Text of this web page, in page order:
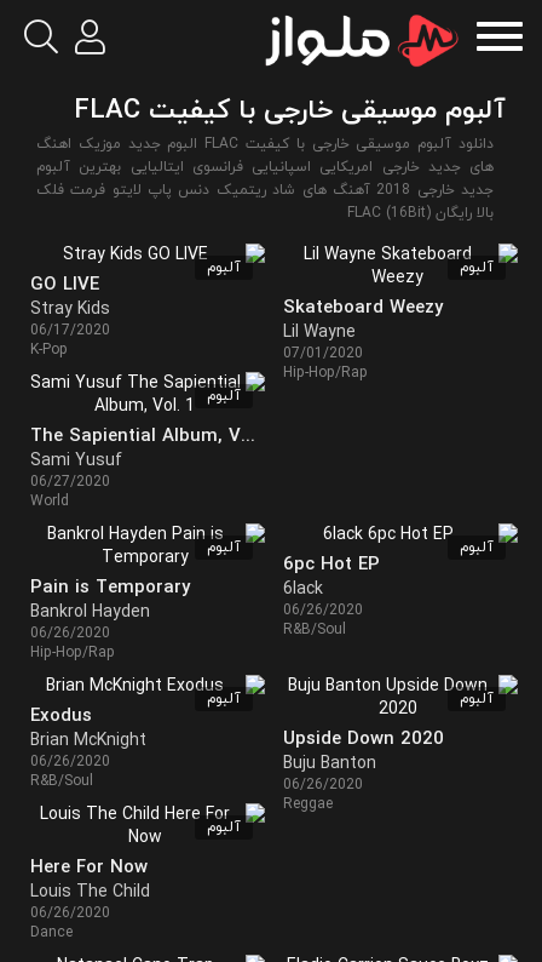
آلبوم موسیقی خارجی با کیفیت FLAC
دانلود آلبوم موسیقی خارجی با کیفیت FLAC البوم جدید موزیک اهنگ
های جدید خارجی امریکایی اسپانیایی فرانسوی ایتالیایی بهترین آلبوم
جدید خارجی 2018 آهنگ های شاد ریتمیک دنس پاپ لایتو فرمت فلک
بالا رایگان FLAC (16Bit)
آلبوم
Skateboard Weezy
Lil Wayne
07/01/2020
Hip-Hop/Rap
آلبوم
GO LIVE
Stray Kids
06/17/2020
K-Pop
آلبوم
The Sapiential Album, Vol. 1
Sami Yusuf
06/27/2020
World
آلبوم
6pc Hot EP
6lack
06/26/2020
R&B/Soul
آلبوم
Pain is Temporary
Bankrol Hayden
06/26/2020
Hip-Hop/Rap
آلبوم
Upside Down 2020
Buju Banton
06/26/2020
Reggae
آلبوم
Exodus
Brian McKnight
06/26/2020
R&B/Soul
آلبوم
Here For Now
Louis The Child
06/26/2020
Dance